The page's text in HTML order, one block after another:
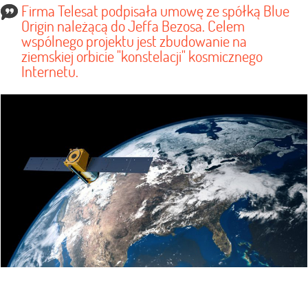
Firma Telesat podpisała umowę ze spółką Blue
Origin należącą do Jeffa Bezosa. Celem
wspólnego projektu jest zbudowanie na
ziemskiej orbicie "konstelacji" kosmicznego
Internetu.